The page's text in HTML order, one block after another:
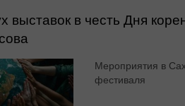
выставок в честь Дня
Мероприятия в
фестиваля